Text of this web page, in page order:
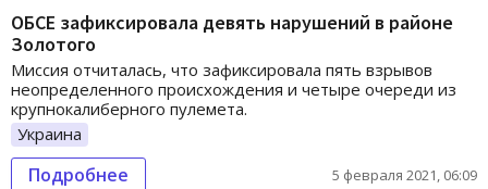
ОБСЕ зафиксировала девять нарушений в районе
Золотого
Миссия отчиталась, что зафиксировала пять взрывов
неопределенного происхождения и четыре очереди из
крупнокалиберного пулемета.
Украина
Подробнее 5 февраля 2021, 06:09